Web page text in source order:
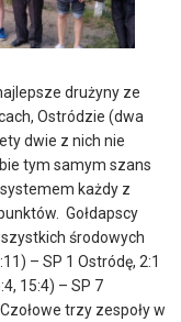
drużyny ze
Ostródzie (dwa
dwie z nich nie
tym samym szans
każdy z
Gołdapscy
środowych
– SP 1 Ostródę, 2:1
15:4) – SP 7
trzy zespoły w